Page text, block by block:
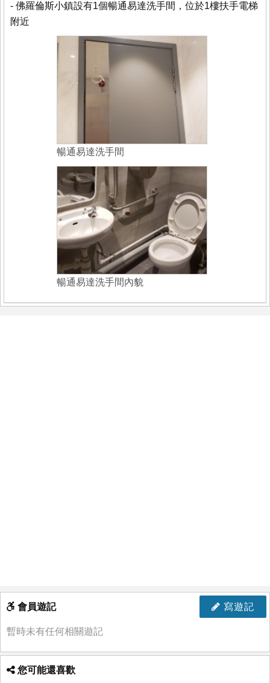
- 佛羅倫斯小鎮設有1個暢通易達洗手間，位於1樓扶手電梯
附近
暢通易達洗手間
暢通易達洗手間內貌
寫遊記
會員遊記
暫時未有任何相關遊記
您可能還喜歡